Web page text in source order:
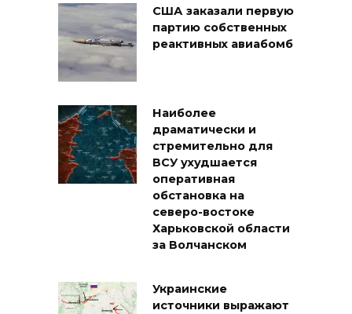
США заказали первую
партию собственных
реактивных авиабомб
Наиболее
драматически и
стремительно для
ВСУ ухудшается
оперативная
обстановка на
северо-востоке
Харьковской области
за Волчанском
Украинские
источники выражают